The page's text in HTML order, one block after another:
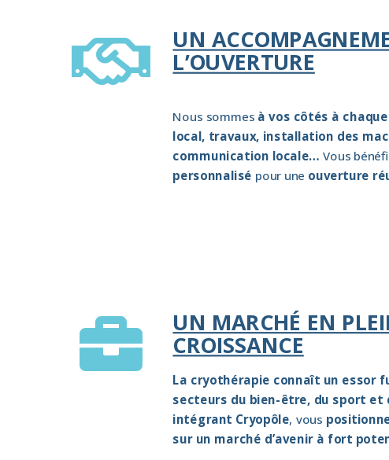
 UN
L’OUVERTURE
Nous sommes à vos côtés à
local, travaux, installation des
communication locale… Vous
personnalisé pour une ouverture
 UN MARCHÉ EN
CROISSANCE
La cryothérapie connaît un essor
secteurs du bien-être, du sport et
intégrant Cryopôle, vous
sur un marché d’avenir à fort